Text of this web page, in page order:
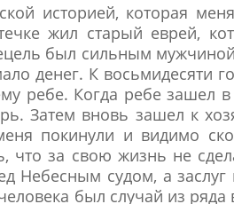
историей, которая
жил старый еврей,
был сильным
денег. К восьмидесяти
ребе. Когда ребе зашел
Затем вновь зашел к
покинули и видимо
что за свою жизнь не
Небесным судом, а заслуг
был случай из